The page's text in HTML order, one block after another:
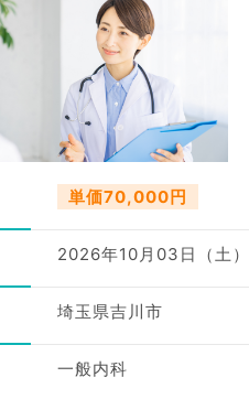
単価70,000円
2026年10月03日（土）
埼玉県吉川市
一般内科